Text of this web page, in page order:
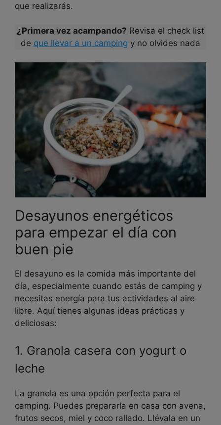
que realizarás.
¿Primera vez acampando? Revisa el check list
de que llevar a un camping y no olvides nada
Desayunos energéticos
para empezar el día con
buen pie
El desayuno es la comida más importante del
día, especialmente cuando estás de camping y
necesitas energía para tus actividades al aire
libre. Aquí tienes algunas ideas prácticas y
deliciosas:
1. Granola casera con yogurt o
leche
La granola es una opción perfecta para el
camping. Puedes prepararla en casa con avena,
frutos secos, miel y coco rallado. Llévala en un